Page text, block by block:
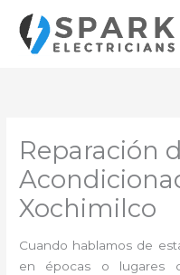
contenido
Reparación
Xochimilco
Cuando hablamos de
en épocas o lugares